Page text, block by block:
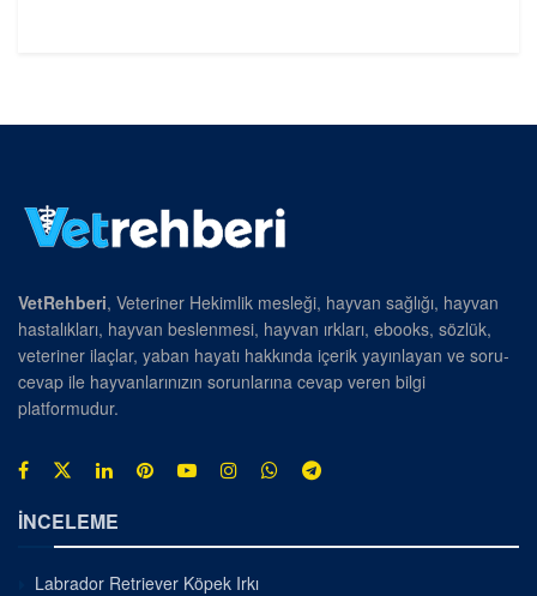
VetRehberi, Veteriner Hekimlik mesleği, hayvan sağlığı, hayvan
hastalıkları, hayvan beslenmesi, hayvan ırkları, ebooks, sözlük,
veteriner ilaçlar, yaban hayatı hakkında içerik yayınlayan ve soru-
cevap ile hayvanlarınızın sorunlarına cevap veren bilgi
platformudur.
İNCELEME
Labrador Retriever Köpek Irkı